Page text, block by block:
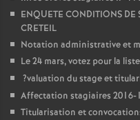
ENQUETE CONDITIONS DE
CRETEIL
Notation administrative et
Le 24 mars, votez pour la liste
?valuation du stage et
Affectation stagiaires 2016-
Titularisation et